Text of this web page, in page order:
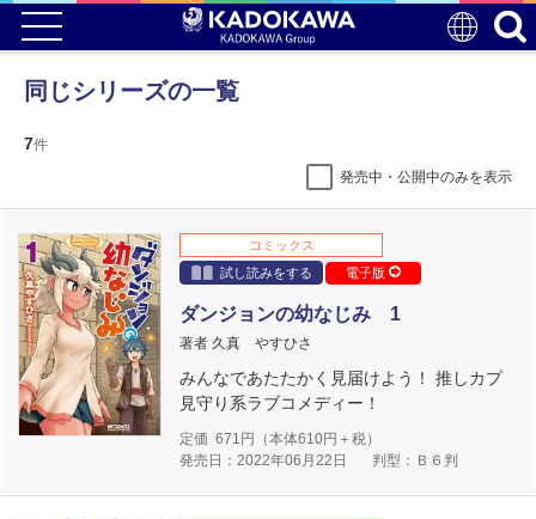
同じシリーズの一覧
7件
発売中・公開中のみを表示
コミックス
試し読みをする
電子版
ダンジョンの幼なじみ 1
著者 久真 やすひさ
みんなであたたかく見届けよう！ 推しカプ
見守り系ラブコメディー！
定価 671 円（本体610円＋税）
発売日：2022年06月22日
判型：Ｂ６判